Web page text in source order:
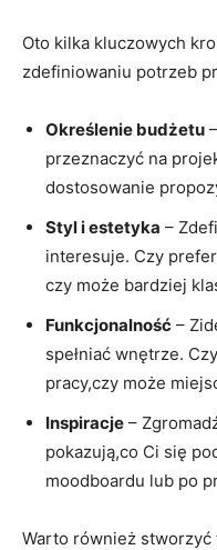
Oto kilka kluczowych
zdefiniowaniu potrzeb
Określenie budżetu
przeznaczyć na
dostosowanie
Styl i estetyka –
‌interesuje. Czy
czy może bardziej
Funkcjonalność –
spełniać wnętrze.
pracy,czy może
Inspiracje –
pokazują,co Ci się​
moodboardu lub po
Warto również stworzyć